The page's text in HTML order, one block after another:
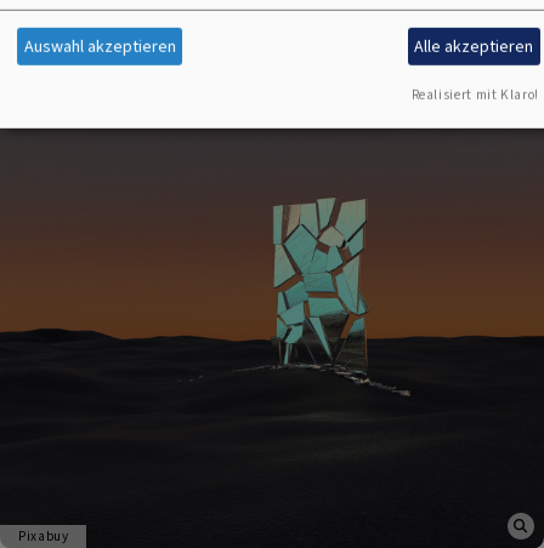
Pixabuy
Auswahl akzeptieren Alle akzeptieren
Realisiert mit Klaro!